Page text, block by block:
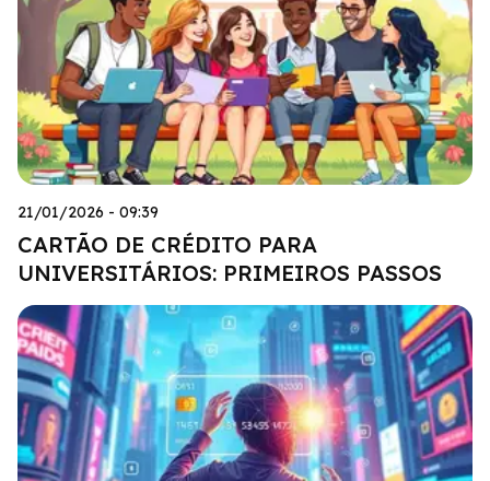
21/01/2026 - 09:39
CARTÃO DE CRÉDITO PARA
UNIVERSITÁRIOS: PRIMEIROS PASSOS